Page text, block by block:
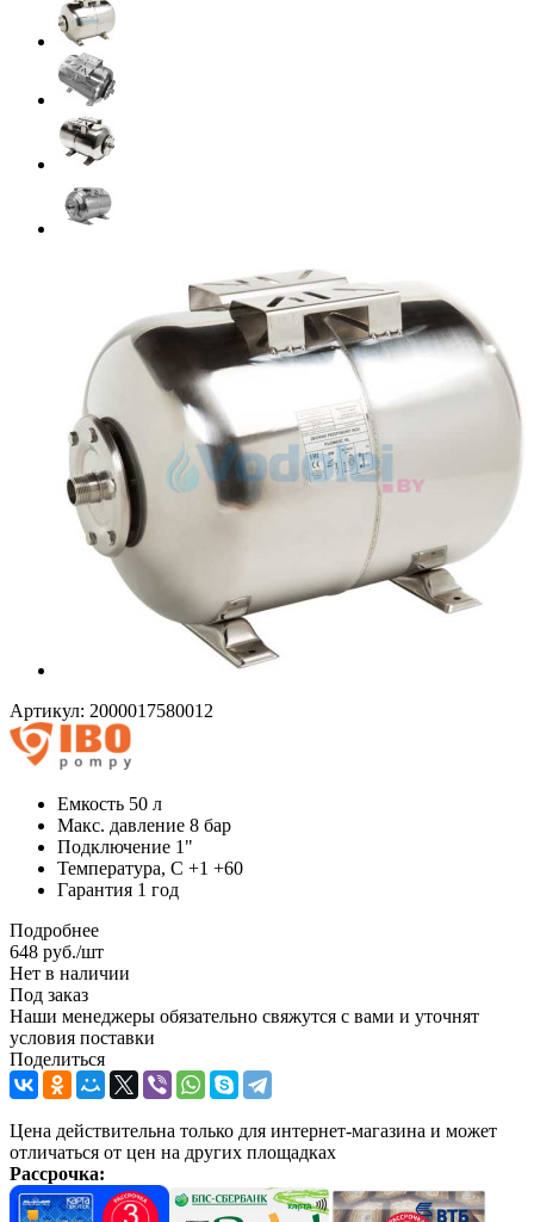
Артикул: 2000017580012
Емкость 50 л
Макс. давление 8 бар
Подключение 1"
Температура, C +1 +60
Гарантия 1 год
Подробнее
648 руб./шт
Нет в наличии
Под заказ
Наши менеджеры обязательно свяжутся с вами и уточнят
условия поставки
Поделиться
Цена действительна только для интернет-магазина и может
отличаться от цен на других площадках
Рассрочка: